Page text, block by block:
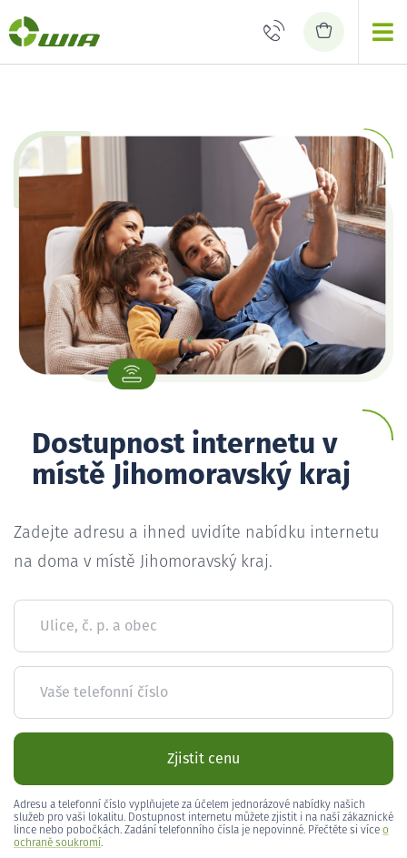
Dostupnost internetu v
místě Jihomoravský kraj
Zadejte adresu a ihned uvidíte nabídku internetu
na doma v místě Jihomoravský kraj.
Ulice, č. p. a obec
Vaše telefonní číslo
Zjistit cenu
Adresu a telefonní číslo vyplňujete za účelem jednorázové nabídky našich
služeb pro vaši lokalitu. Dostupnost internetu můžete zjistit i na naší zákaznické
lince nebo pobočkách. Zadání telefonního čísla je nepovinné. Přečtěte si více o
ochraně soukromí.